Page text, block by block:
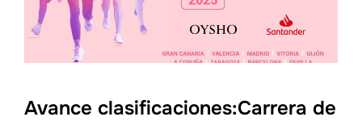
Avance clasificaciones:Carrera de